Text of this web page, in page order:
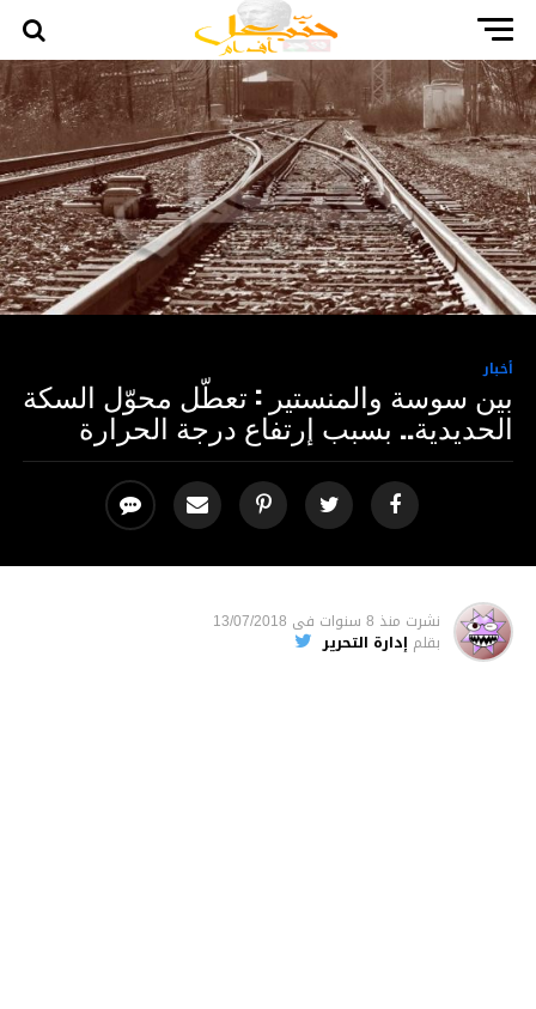
أخبار
بين سوسة والمنستير : تعطّل محوّل السكة
الحديدية.. بسبب إرتفاع درجة الحرارة
نشرت منذ 8 سنوات فى 13/07/2018
بقلم إدارة التحرير